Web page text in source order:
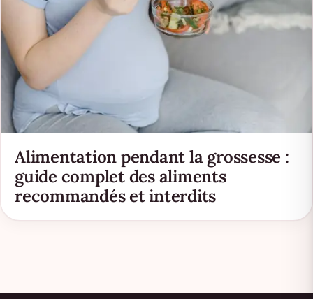
Alimentation pendant la grossesse :
guide complet des aliments
recommandés et interdits